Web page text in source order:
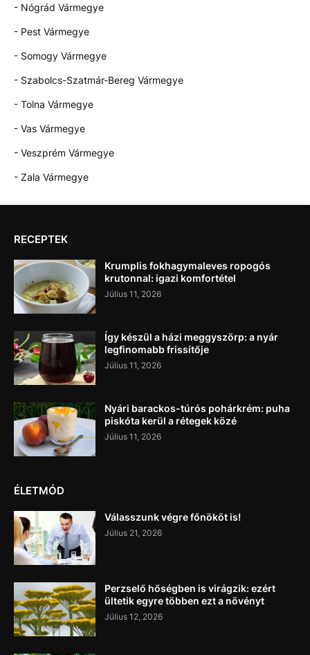
- Nógrád Vármegye
- Pest Vármegye
- Somogy Vármegye
- Szabolcs-Szatmár-Bereg Vármegye
- Tolna Vármegye
- Vas Vármegye
- Veszprém Vármegye
- Zala Vármegye
RECEPTEK
Krumplis fokhagymaleves ropogós
krutonnal: igazi komfortétel
Július 11, 2026
Így készül a házi meggyszörp: a nyár
legfinomabb frissítője
Július 11, 2026
Nyári barackos-túrós pohárkrém: puha
piskóta kerül a rétegek közé
Július 11, 2026
ÉLETMÓD
Válasszunk végre főnököt is!
Július 21, 2026
Perzselő hőségben is virágzik: ezért
ültetik egyre többen ezt a növényt
Július 12, 2026